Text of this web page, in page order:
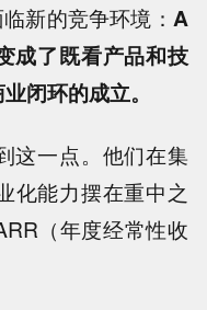
新的竞争环境： A
成了既看产品和技
闭环的成立。
这一点。他们在集
化能力摆在重中之
（年度经常性收